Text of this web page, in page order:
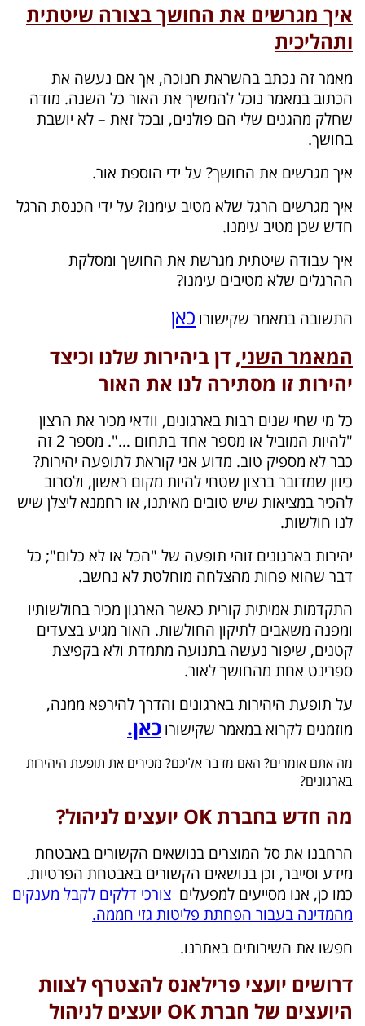
איך מגרשים את החושך בצורה שיטתית
ותהליכית
מאמר זה נכתב בהשראת חנוכה, אך אם נעשה את
הכתוב במאמר נוכל להמשיך את האור כל השנה. מודה
שחלק מהגנים שלי הם פולנים, ובכל זאת – לא יושבת
בחושך.
איך מגרשים את החושך? על ידי הוספת אור.
איך מגרשים הרגל שלא מטיב עימנו? על ידי הכנסת הרגל
חדש שכן מטיב עימנו.
איך עבודה שיטתית מגרשת את החושך ומסלקת
ההרגלים שלא מטיבים עימנו?
התשובה במאמר שקישורו כאן
המאמר השני, דן ביהירות שלנו וכיצד
יהירות זו מסתירה לנו את האור
כל מי שחי שנים רבות בארגונים, וודאי מכיר את הרצון
"להיות המוביל או מספר אחד בתחום …". מספר 2 זה
כבר לא מספיק טוב. מדוע אני קוראת לתופעה יהירות?
כיוון שמדובר ברצון שטחי להיות מקום ראשון, ולסרוב
להכיר במציאות שיש טובים מאיתנו, או רחמנא ליצלן שיש
לנו חולשות.
יהירות בארגונים זוהי תופעה של "הכל או לא כלום"; כל
דבר שהוא פחות מהצלחה מוחלטת לא נחשב.
התקדמות אמיתית קורית כאשר הארגון מכיר בחולשותיו
ומפנה משאבים לתיקון החולשות. האור מגיע בצעדים
קטנים, שיפור נעשה בתנועה מתמדת ולא בקפיצת
ספרינט אחת מהחושך לאור.
על תופעת היהירות בארגונים והדרך להירפא ממנה,
מוזמנים לקרוא במאמר שקישורו כאן.
מה אתם אומרים? האם מדבר אליכם? מכירים את תופעת היהירות
בארגונים?
מה חדש בחברת OK יועצים לניהול?
הרחבנו את סל המוצרים בנושאים הקשורים באבטחת
מידע וסייבר, וכן בנושאים הקשורים באבטחת הפרטיות.
כמו כן, אנו מסייעים למפעלים צורכי דלקים לקבל מענקים
מהמדינה בעבור הפחתת פליטות גזי חממה.
חפשו את השירותים באתרנו.
דרושים יועצי פרילאנס להצטרף לצוות
היועצים של חברת OK יועצים לניהול